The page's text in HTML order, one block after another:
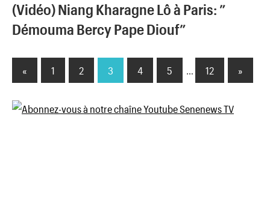
(Vidéo) Niang Kharagne Lô à Paris: ”
Démouma Bercy Pape Diouf”
Pagination
des
« Previous
1 2 3 4 5 12
Next
»